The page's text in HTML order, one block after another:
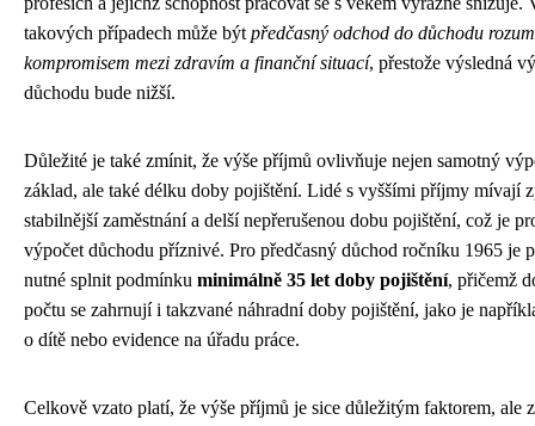
takových případech může být předčasný odchod do důchodu
kompromisem mezi zdravím a finanční situací, přestože výsledná
důchodu bude nižší.
Důležité je také zmínit, že výše příjmů ovlivňuje nejen samotný
základ, ale také délku doby pojištění. Lidé s vyššími příjmy mívají
stabilnější zaměstnání a delší nepřerušenou dobu pojištění, což je
výpočet důchodu příznivé. Pro předčasný důchod ročníku 1965 je
nutné splnit podmínku minimálně 35 let doby pojištění, přičemž
počtu se zahrnují i takzvané náhradní doby pojištění, jako je
o dítě nebo evidence na úřadu práce.
Celkově vzato platí, že výše příjmů je sice důležitým faktorem, ale